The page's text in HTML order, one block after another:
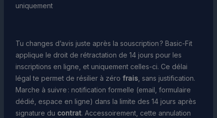
uniquement
Tu changes d’avis juste après la souscription ? Basic-Fit
applique le droit de rétractation de 14 jours pour les
inscriptions en ligne, et uniquement celles-ci. Ce délai
légal te permet de résilier à zéro frais, sans justification.
Marche à suivre : notification formelle (email, formulaire
dédié, espace en ligne) dans la limite des 14 jours après
signature du contrat. Accessoirement, cette annulation